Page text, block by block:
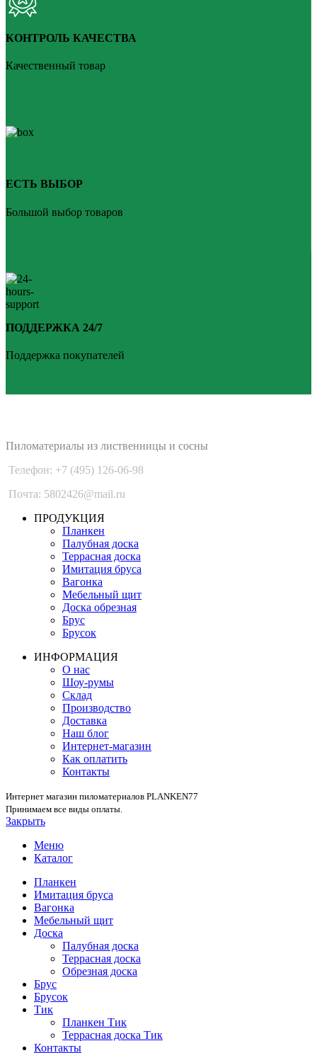
КОНТРОЛЬ КАЧЕСТВА
Качественный товар
ЕСТЬ ВЫБОР
Большой выбор товаров
ПОДДЕРЖКА 24/7
Поддержка покупателей
Пиломатериалы из лиственницы и сосны
Телефон: +7 (495) 126-06-98
Почта: 5802426@mail.ru
ПРОДУКЦИЯ
Планкен
Палубная доска
Террасная доска
Имитация бруса
Вагонка
Мебельный щит
Доска обрезная
Брус
Брусок
ИНФОРМАЦИЯ
О нас
Шоу-румы
Склад
Производство
Доставка
Наш блог
Интернет-магазин
Как оплатить
Контакты
Интернет магазин пиломатериалов PLANKEN77
Принимаем все виды оплаты.
Закрыть
Меню
Каталог
Планкен
Имитация бруса
Вагонка
Мебельный щит
Доска
Палубная доска
Террасная доска
Обрезная доска
Брус
Брусок
Тик
Планкен Тик
Террасная доска Тик
Контакты